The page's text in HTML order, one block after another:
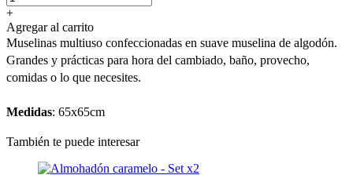
+
Agregar al carrito
Muselinas multiuso confeccionadas en suave muselina de algodón.
Grandes y prácticas para hora del cambiado, baño, provecho,
comidas o lo que necesites.
Medidas: 65x65cm
También te puede interesar